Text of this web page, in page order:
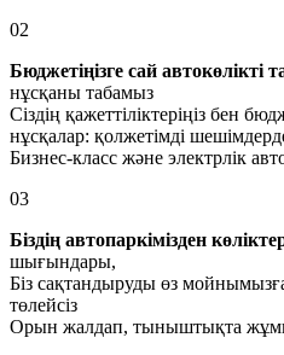
02
Бюджетіңізге сай автокөлікті
нұсқаны табамыз
Сіздің қажеттіліктеріңіз бен
нұсқалар: қолжетімді
Бизнес-класс және электрлік
03
Біздің автопаркімізден
шығындары,
Біз сақтандыруды өз
төлейсіз
Орын жалдап, тыныштықта